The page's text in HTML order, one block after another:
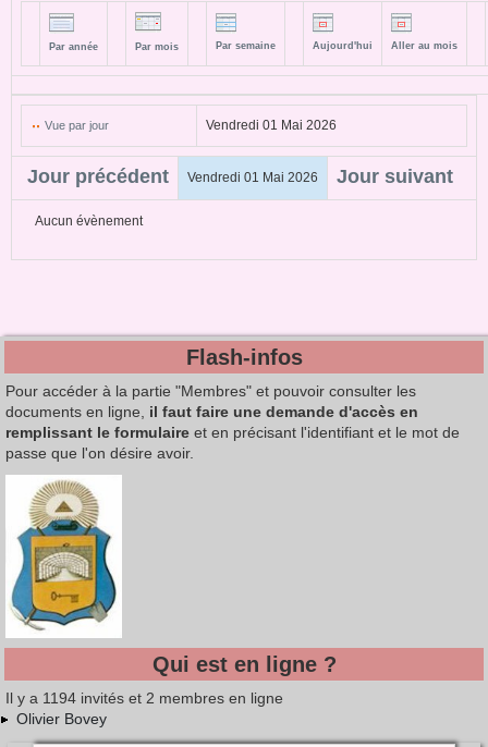
Par année Par mois Par semaine Aujourd'hui Aller au mois
Vue par jour Vendredi 01 Mai 2026
Jour précédent Vendredi 01 Mai 2026 Jour suivant
Aucun évènement
Flash-infos
Pour accéder à la partie "Membres" et pouvoir consulter les
documents en ligne,
il faut faire une demande d'accès en
remplissant le formulaire et en précisant l'identifiant et le mot de
passe que l'on désire avoir.
Qui est en ligne ?
Il y a 1194 invités et 2 membres en ligne
Olivier Bovey